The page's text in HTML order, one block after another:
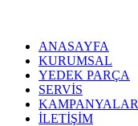
ANASAYFA
KURUMSAL
YEDEK PARÇA
SERVİS
KAMPANYALAR
İLETİŞİM